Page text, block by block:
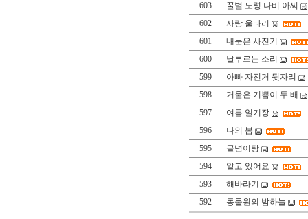
603
꿀벌 도령 나비 아씨
602
사랑 울타리
601
내눈은 사진기
600
날부르는 소리
599
아빠 자전거 뒷자리
598
거울은 기쁨이 두 배
597
여름 일기장
596
나의 봄
595
골넘이탕
594
알고 있어요
593
해바라기
592
동물원의 밤하늘